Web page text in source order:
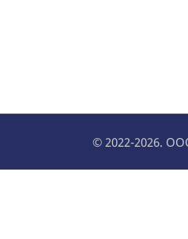
© 2022-2026.